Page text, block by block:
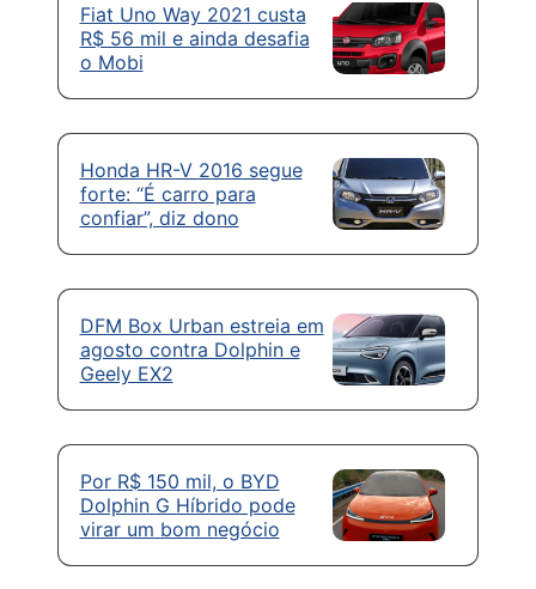
Fiat Uno Way 2021 custa
R$ 56 mil e ainda desafia
o Mobi
Honda HR-V 2016 segue
forte: “É carro para
confiar”, diz dono
DFM Box Urban estreia em
agosto contra Dolphin e
Geely EX2
Por R$ 150 mil, o BYD
Dolphin G Híbrido pode
virar um bom negócio